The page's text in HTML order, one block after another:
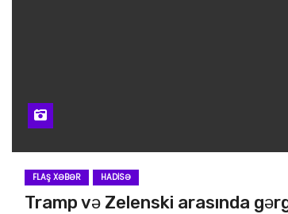
FLAŞ XƏBƏR HADISƏ
Tramp və Zelenski arasında